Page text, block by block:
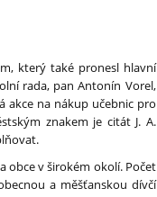
který také pronesl hlavní
rada, pan Antonín Vorel,
akce na nákup učebnic pro
znakem je citát J. A.
obce v širokém okolí. Počet
a měšťanskou dívčí